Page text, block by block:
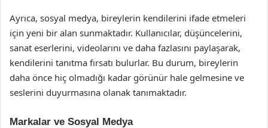
Ayrıca, sosyal medya, bireylerin kendilerini ifade etmeleri
için yeni bir alan sunmaktadır. Kullanıcılar, düşüncelerini,
sanat eserlerini, videolarını ve daha fazlasını paylaşarak,
kendilerini tanıtma fırsatı bulurlar. Bu durum, bireylerin
daha önce hiç olmadığı kadar görünür hale gelmesine ve
seslerini duyurmasına olanak tanımaktadır.
Markalar ve Sosyal Medya